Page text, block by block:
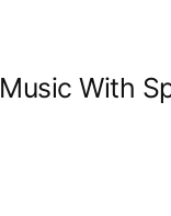
Music With